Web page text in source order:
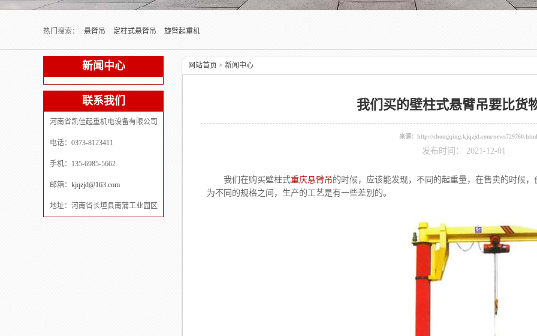
热门搜索：
悬臂吊 定柱式悬臂吊 旋臂起重机
新闻中心
联系我们
河南省凯佳起重机电设备有限公司
电话：0373-8123411
手机：135-6985-5662
邮箱： kjqzjd@163.com
地址：河南省长垣县南蒲工业园区
网站首页 > 新闻中心
我们买的壁柱式悬臂吊要比货
来源： http://chongqing.kjqzjd.com/news729760.html
发布时间： 2021-12-01
我们在购买壁柱式重庆悬臂吊的时候，应该能发现，不同的起重量，在售卖的时候
为不同的规格之间，生产的工艺是有一些差别的。